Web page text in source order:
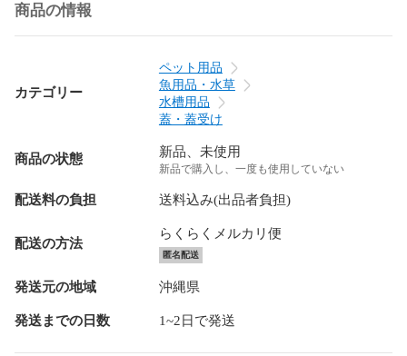
商品の情報
カテゴリー
ペット用品
魚用品・水草
水槽用品
蓋・蓋受け
商品の状態 新品、未使用
新品で購入し、一度も使用していない
配送料の負担 送料込み(出品者負担)
配送の方法
らくらくメルカリ便
匿名配送
発送元の地域 沖縄県
発送までの日数 1~2日で発送